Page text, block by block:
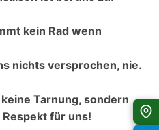
kein Rad wenn
nichts versprochen, nie.
Tarnung, sondern
für uns!